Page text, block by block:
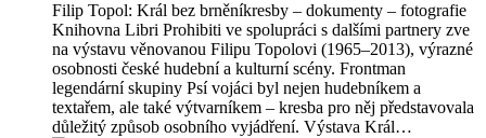
Filip Topol: Král bez brněníkresby – dokumenty – fotografie
Knihovna Libri Prohibiti ve spolupráci s dalšími partnery zve
na výstavu věnovanou Filipu Topolovi (1965–2013), výrazné
osobnosti české hudební a kulturní scény. Frontman
legendární skupiny Psí vojáci byl nejen hudebníkem a
textařem, ale také výtvarníkem – kresba pro něj představovala
důležitý způsob osobního vyjádření. Výstava Král…